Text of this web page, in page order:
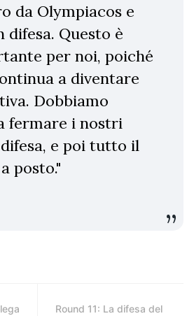
da Olympiacos e
Questo è
per noi, poiché
a diventare
Dobbiamo
fermare i nostri
e poi tutto il
posto."
Round 11: La difesa del